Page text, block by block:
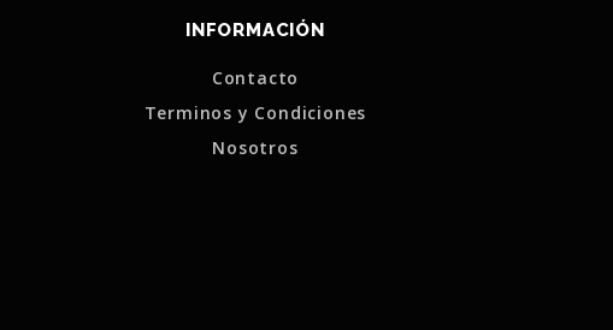
INFORMACIÓN
Contacto
Terminos y Condiciones
Nosotros